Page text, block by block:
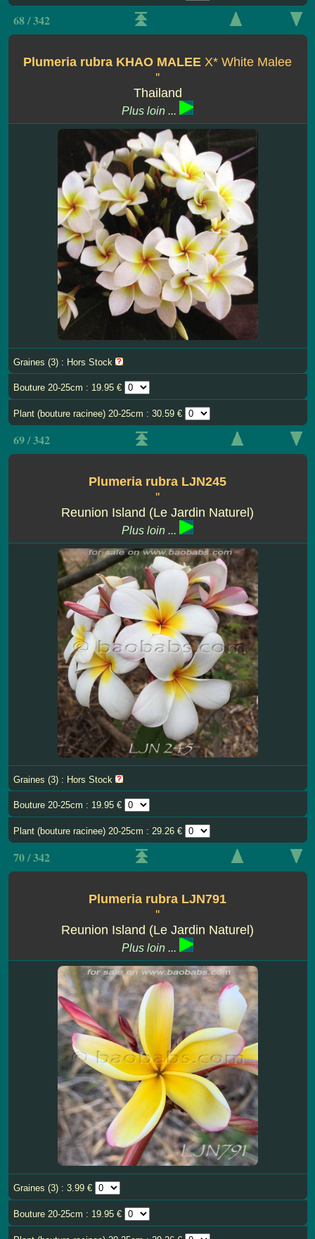
68 / 342
Plumeria rubra KHAO MALEE X* White Malee
''
Thailand
Plus loin ...
Graines (3) : Hors Stock
Bouture 20-25cm : 19.95 €
Plant (bouture racinee) 20-25cm : 30.59 €
69 / 342
Plumeria rubra LJN245
''
Reunion Island (Le Jardin Naturel)
Plus loin ...
Graines (3) : Hors Stock
Bouture 20-25cm : 19.95 €
Plant (bouture racinee) 20-25cm : 29.26 €
70 / 342
Plumeria rubra LJN791
''
Reunion Island (Le Jardin Naturel)
Plus loin ...
Graines (3) : 3.99 €
Bouture 20-25cm : 19.95 €